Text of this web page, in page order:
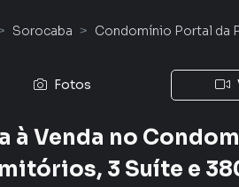
Sorocaba Condomínio Portal da
Fotos
à Venda no
3 Suíte e